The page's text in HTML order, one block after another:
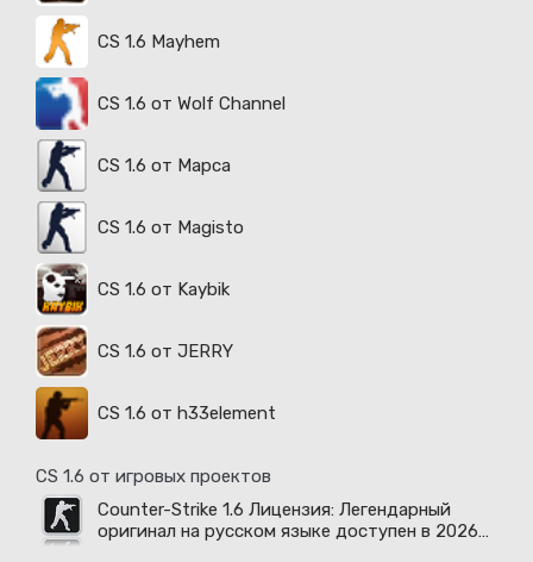
CS 1.6 Mayhem
CS 1.6 от Wolf Channel
CS 1.6 от Марса
CS 1.6 от Magisto
CS 1.6 от Kaybik
CS 1.6 от JERRY
CS 1.6 от h33element
CS 1.6 от игровых проектов
Counter-Strike 1.6 Лицензия: Легендарный
оригинал на русском языке доступен в 2026